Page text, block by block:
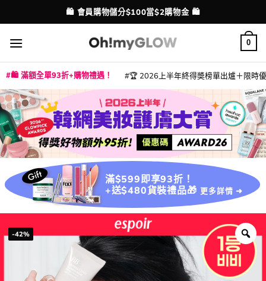
to
content
配送港澳
💳 支援消費券、FPS、八達通、PAYME、信用卡付款
0
🛍️ 滿額全單93折+購物禮遇！ 🏆 2026上半年終得奬榜單出爐＋限時
滿$599即享93折！
+送$480貨裝禮品🎁 更多詳情 ➜
-42%